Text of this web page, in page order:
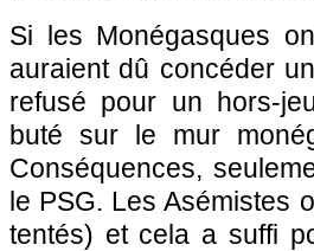
Si les Monégasques
auraient dû concéder
refusé pour un hors-
buté sur le mur
Conséquences,
le PSG. Les Asémistes
tentés) et cela a suffi